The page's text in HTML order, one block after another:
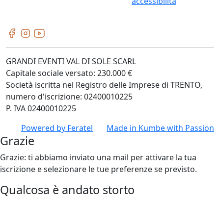
GRANDI EVENTI VAL DI SOLE SCARL
Capitale sociale versato: 230.000 €
Società iscritta nel Registro delle Imprese di TRENTO,
numero d'iscrizione: 02400010225
P. IVA 02400010225
Powered by Feratel Made in Kumbewith Passion
Grazie
Grazie: ti abbiamo inviato una mail per attivare la tua
iscrizione e selezionare le tue preferenze se previsto.
Qualcosa è andato storto